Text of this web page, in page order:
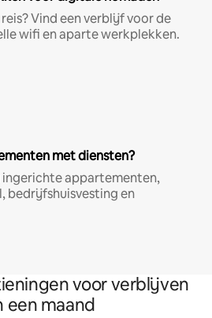
Vind een verblijf voor de
wifi en aparte werkplekken.
met diensten?
appartementen,
bedrijfshuisvesting en
voor verblijven
een maand